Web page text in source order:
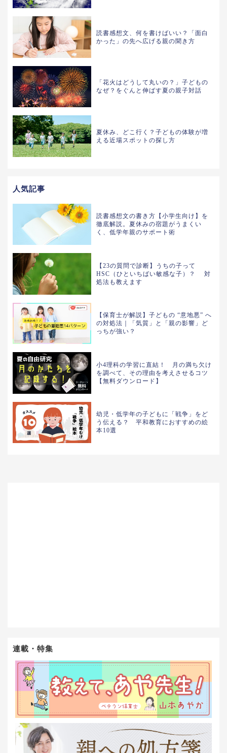
読書感想文、何を書けばいい？「面白
かった」の先へ広げる親の聞き方
「花火はどうして丸いの？」子どもの
なぜ？をぐんと伸ばす夏の親子対話
夏休み、どこ行く？子どもの体験が増
える近場スポットの探し方
人気記事
読書感想文の書き方【小学生向け】を
徹底解説。夏休みの宿題がうまくい
く、低学年親のサポート術
【23の質問で診断】うちの子って
HSC（ひといちばい敏感な子）？ 対
処法も教えます
【保育士が解説】子どもの “意地悪” へ
の対処法｜「気質」と「親の影響」ど
っちが強い？
小4理科の学習に直結！ 月の満ち欠け
を調べて、その理由を考えさせるコツ
【無料ダウンロード】
幼児・低学年の子どもに「戦争」をど
う伝える？ 平和教育におすすめの絵
本10選
連載・特集